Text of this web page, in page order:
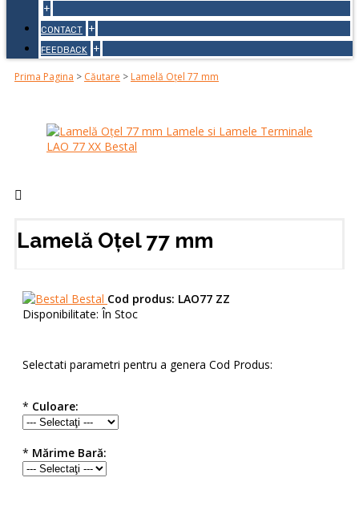
+
CONTACT +
FEEDBACK +
Prima Pagina > Căutare > Lamelă Oțel 77 mm
Lamelă Oțel 77 mm
Bestal Cod produs: LAO77 ZZ
Disponibilitate: În Stoc
Selectati parametri pentru a genera Cod Produs:
* Culoare:
* Mărime Bară: